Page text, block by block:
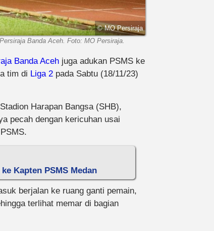
© MO Persiraja
Banda Aceh. Foto: MO Persiraja.
Banda Aceh juga adukan PSMS ke
tim di Liga 2 pada Sabtu (18/11/23)
Harapan Bangsa (SHB),
pecah dengan kericuhan usai
Kapten PSMS Medan
berjalan ke ruang ganti pemain,
terlihat memar di bagian